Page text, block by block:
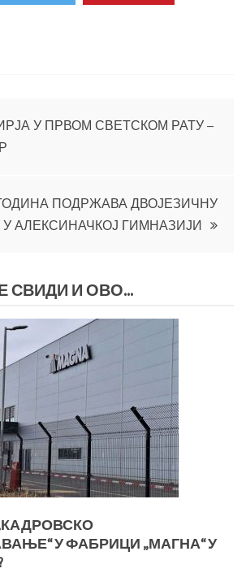
У ПРВОМ СВЕТСКОМ РАТУ –
ПОДРЖАВА ДВОЈЕЗИЧНУ
У АЛЕКСИНАЧКОЈ ГИМНАЗИЈИ
СВИДИ И ОВО...
У ФАБРИЦИ „МАГНА“ У